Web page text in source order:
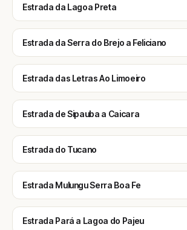
Estrada da Lagoa Preta
Estrada da Serra do Brejo a Feliciano
Estrada das Letras Ao Limoeiro
Estrada de Sipauba a Caicara
Estrada do Tucano
Estrada Mulungu Serra Boa Fe
Estrada Pará a Lagoa do Pajeu